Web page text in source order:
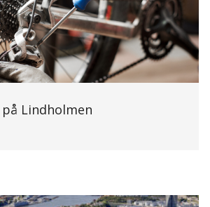
Lindholmen